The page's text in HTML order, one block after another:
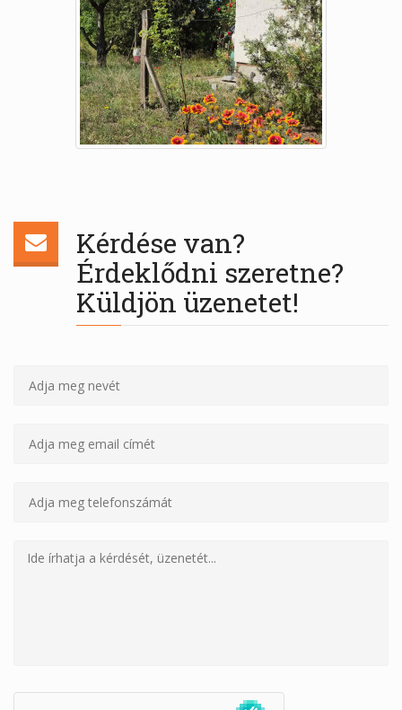
Kérdése van?
Érdeklődni szeretne?
Küldjön üzenetet!